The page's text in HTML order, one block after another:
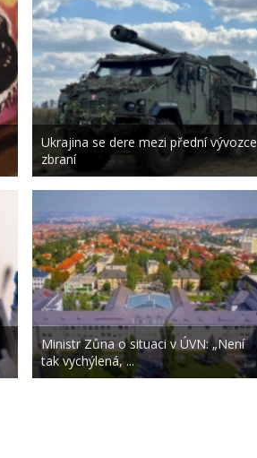
Ukrajina se dere mezi přední vývozce
zbraní
Ministr Zůna o situaci v ÚVN: „Není
tak vychýlená, ...